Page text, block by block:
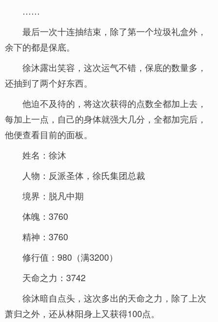
……
最后一次十连抽结束，除了第一个垃圾礼盒外，
余下的都是保底。
徐沐露出笑容，这次运气不错，保底的数量多，
还抽到了两个好东西。
他迫不及待的，将这次获得的点数全都加上去，
每加上一点，自己的身体就强大几分，全都加完后，
他便查看目前的面板。
姓名：徐沐
人物：反派圣体，徐氏集团总裁
境界：脱凡中期
体魄：3760
精神：3760
修行值：980（满3200）
天命之力：3742
徐沐暗自点头，这次多出的天命之力，除了上次
萧归之外，还从林阳身上又获得100点。